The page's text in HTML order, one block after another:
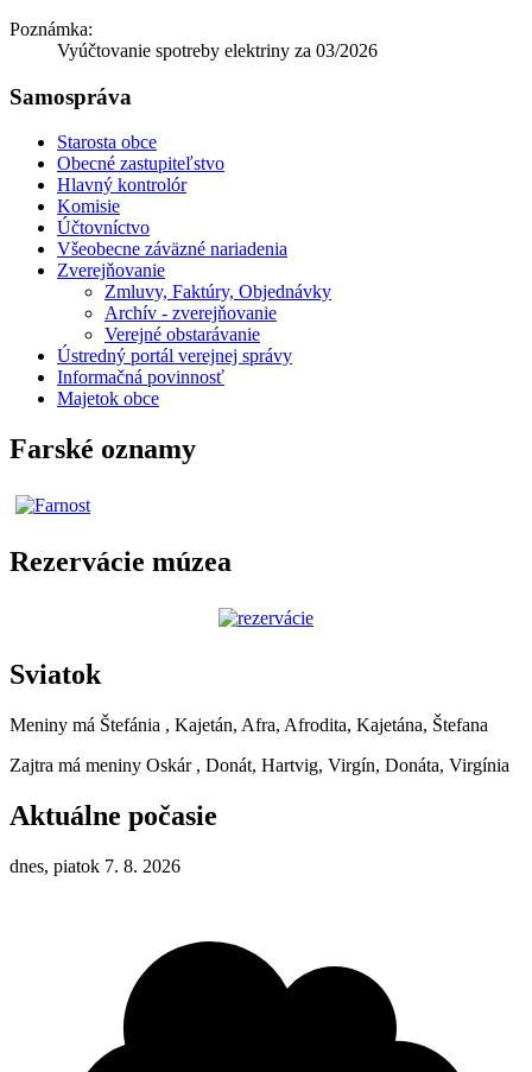
Poznámka:
Vyúčtovanie spotreby elektriny za 03/2026
Samospráva
Starosta obce
Obecné zastupiteľstvo
Hlavný kontrolór
Komisie
Účtovníctvo
Všeobecne záväzné nariadenia
Zverejňovanie
Zmluvy, Faktúry, Objednávky
Archív - zverejňovanie
Verejné obstarávanie
Ústredný portál verejnej správy
Informačná povinnosť
Majetok obce
Farské oznamy
Rezervácie múzea
Sviatok
Meniny má Štefánia , Kajetán, Afra, Afrodita, Kajetána, Štefana
Zajtra má meniny Oskár , Donát, Hartvig, Virgín, Donáta, Virgínia
Aktuálne počasie
dnes, piatok 7. 8. 2026